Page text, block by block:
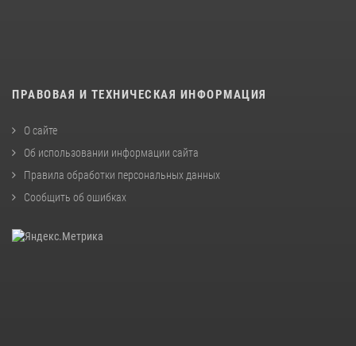
ПРАВОВАЯ И ТЕХНИЧЕСКАЯ ИНФОРМАЦИЯ
О сайте
Об использовании информации сайта
Правила обработки персональных данных
Сообщить об ошибках